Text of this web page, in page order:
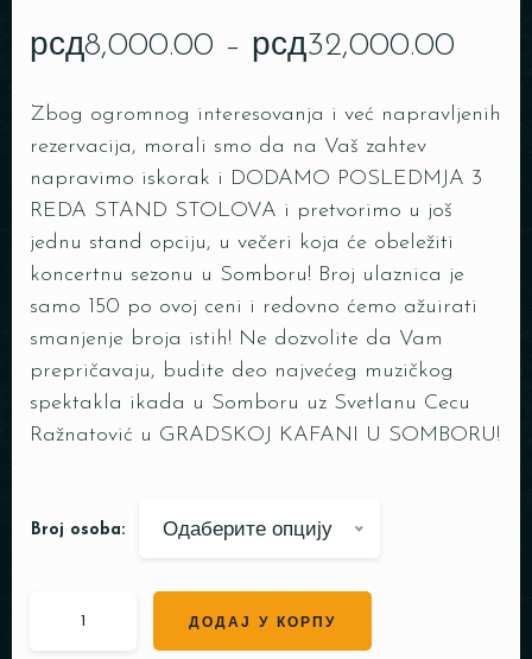
рсд8,000.00 – рсд32,000.00
Zbog ogromnog interesovanja i već napravljenih
rezervacija, morali smo da na Vaš zahtev
napravimo iskorak i DODAMO POSLEDMJA 3
REDA STAND STOLOVA i pretvorimo u još
jednu stand opciju, u večeri koja će obeležiti
koncertnu sezonu u Somboru! Broj ulaznica je
samo 150 po ovoj ceni i redovno ćemo ažuirati
smanjenje broja istih! Ne dozvolite da Vam
prepričavaju, budite deo najvećeg muzičkog
spektakla ikada u Somboru uz Svetlanu Cecu
Ražnatović u GRADSKOJ KAFANI U SOMBORU!
Broj osoba: Одаберите опцију
ДОДАЈ У КОРПУ